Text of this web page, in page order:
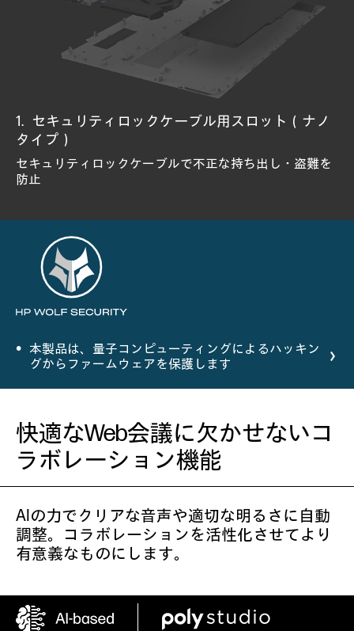
セキュリティロックケーブル用スロット（ナノ
タイプ）
セキュリティロックケーブルで不正な持ち出し・盗難を
防止
HP Tamper Lock
ハードウェアの変更および埋め込みなど攻撃を防御
プライバシーシャッター
スライド式のカバーをWebカメラにかけ、プライバシー
を保護
顔認証カメラ
Windows Hello対応で立体検知するIRカメラ
指紋認証センサー
Windows Hello対応で瞬時にサインインできるセンサー
HP Sure Recover Gen6
ネットワーク経由で自動的にソフトウェアイメージを復
旧
HP Sure Run Gen5
ウイルス対策などの主要なプロセスやアプリケーション
を監視
HP Sure Admin
侵入される前にBIOSをロック
HP Sure Start Gen7
BIOS攻撃からの自己復旧およびランタイム侵入を検知
※NIST SP800-193準拠
HP BIOSphere Gen6
GPTの不正な変更や破損からの復旧とHDD/SSDのデータ
完全消去
※NIST SP 800-147（ISO 19678）準拠
HP Secure Erase
HDDからデータを完全消去、復元ソフトから不正復元を
防止
※NIST SP 800-88準拠
TPM 2.0セキュリティチップ
暗号キーの生成、安全な保管および管理するためのマイ
クロチップ
※ISO 11889 準拠
HP Endpoint Security Controller
BIOSレベルの攻撃から守りレジリエンスを実現するチッ
プ
本製品は、量子コンピューティングによるハッキン
グからファームウェアを保護します
快適なWeb会議に欠かせないコ
ラボレーション機能
AIの力でクリアな音声や適切な明るさに自動
調整。コラボレーションを活性化させてより
有意義なものにします。